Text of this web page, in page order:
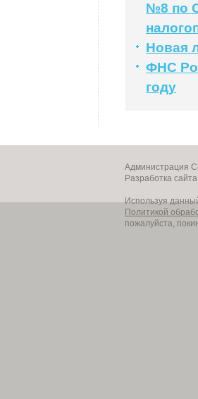
№8 по
Новая
ФНС
году
Администрация
Разработка
Используя
Политикой
пожалуйста,